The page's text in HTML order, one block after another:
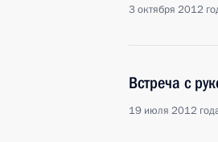
3 октября 2012
Встреча с
19 июля 2012